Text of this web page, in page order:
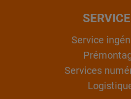
Service
Services